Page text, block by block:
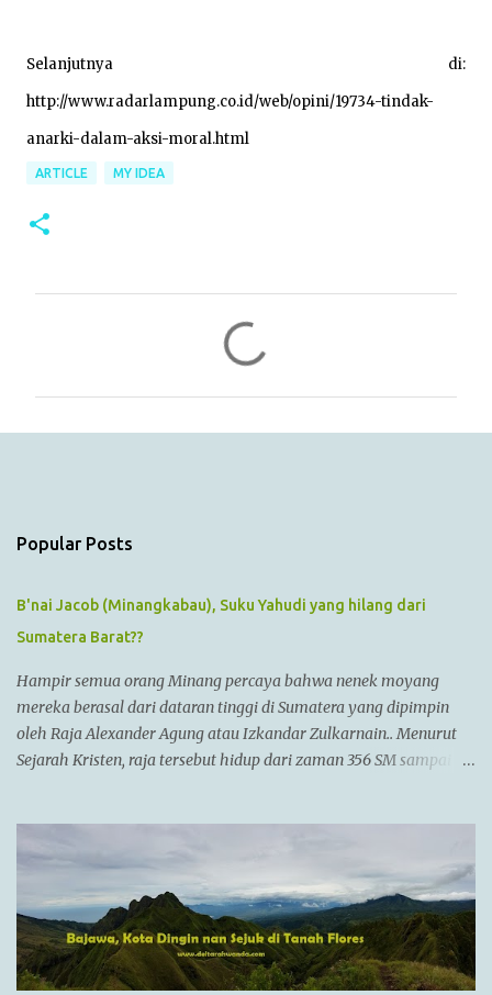
Selanjutnya di:
http://www.radarlampung.co.id/web/opini/19734-tindak-
anarki-dalam-aksi-moral.html
ARTICLE MY IDEA
s
Popular Posts
B'nai Jacob (Minangkabau), Suku Yahudi yang hilang dari
Sumatera Barat??
Hampir semua orang Minang percaya bahwa nenek moyang
mereka berasal dari dataran tinggi di Sumatera yang dipimpin
oleh Raja Alexander Agung atau Izkandar Zulkarnain.. Menurut
Sejarah Kristen, raja tersebut hidup dari zaman 356 SM sampai
setiap pertempuran. Di zamannya, dia sudah menguasai
kebanyakan daerah yang sudah dikenal. Ayahnya adalah Philip II
yang menyatukan kebanyakan kota2 di dataran utama Yunani
dalam kepemerintahan Macedonian dalam sebuah Negara
federasi yang disebut Persatuan Corinth (League of Corinth) Raja